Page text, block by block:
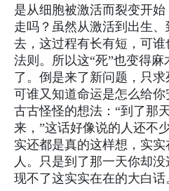
是从细胞被激活而裂变开
走吗？虽然从激活到出生
去，这过程有长有短，可
法则。所以这“死”也变得
了。倒是来了新问题，只求
可谁又知道命运是怎么给
古古怪怪的想法：“到了那
来，”这话好像说的人还不
实还都是真的这样想，实
人。只是到了那一天你却
现不了这实实在在的大白话